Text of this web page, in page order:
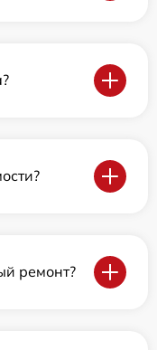
ремонт?